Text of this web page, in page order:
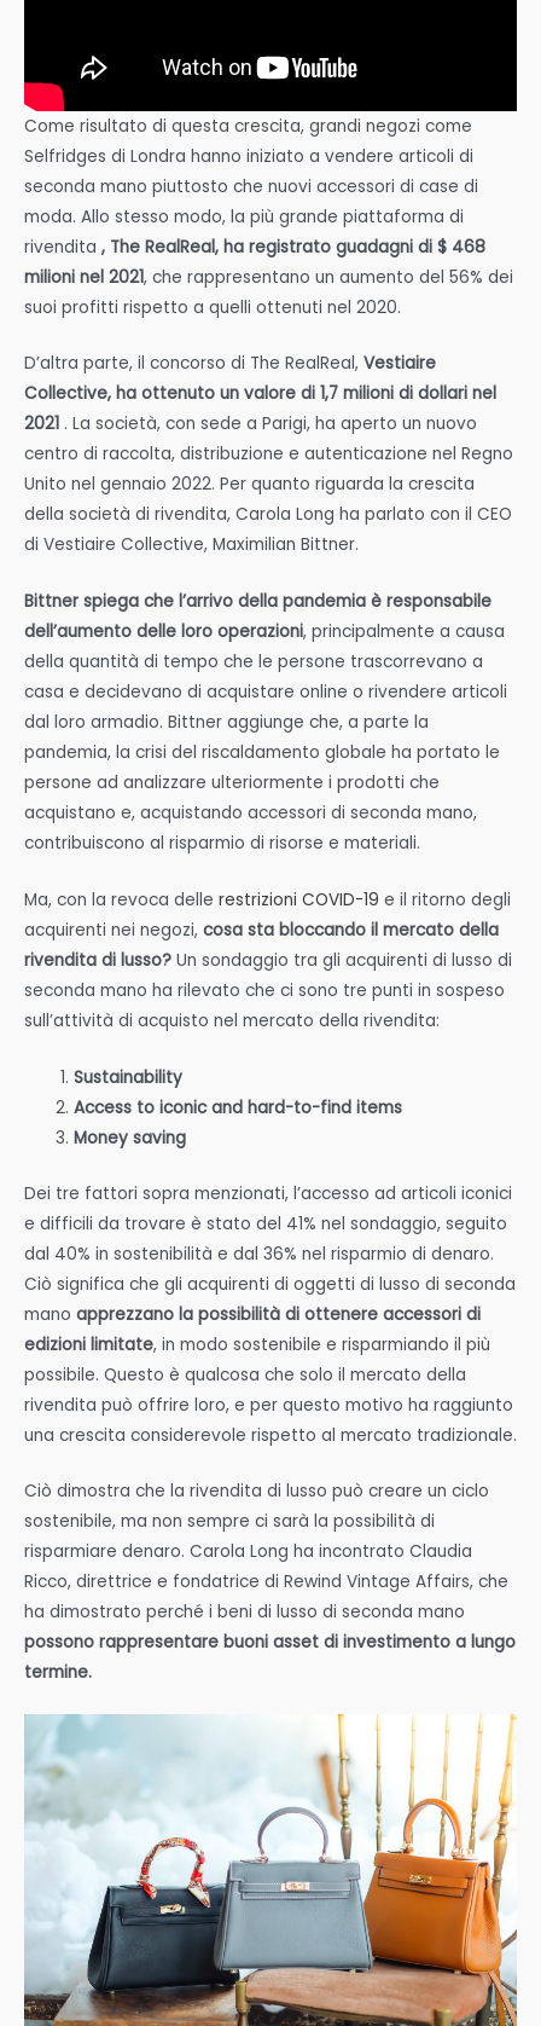
Come risultato di questa crescita, grandi negozi come
Selfridges di Londra hanno iniziato a vendere articoli di
seconda mano piuttosto che nuovi accessori di case di
moda. Allo stesso modo, la più grande piattaforma di
rivendita , The RealReal, ha registrato guadagni di $ 468
milioni nel 2021, che rappresentano un aumento del 56% dei
suoi profitti rispetto a quelli ottenuti nel 2020.
D’altra parte, il concorso di The RealReal, Vestiaire
Collective, ha ottenuto un valore di 1,7 milioni di dollari nel
2021 . La società, con sede a Parigi, ha aperto un nuovo
centro di raccolta, distribuzione e autenticazione nel Regno
Unito nel gennaio 2022. Per quanto riguarda la crescita
della società di rivendita, Carola Long ha parlato con il CEO
di Vestiaire Collective, Maximilian Bittner.
Bittner spiega che l’arrivo della pandemia è responsabile
dell’aumento delle loro operazioni, principalmente a causa
della quantità di tempo che le persone trascorrevano a
casa e decidevano di acquistare online o rivendere articoli
dal loro armadio. Bittner aggiunge che, a parte la
pandemia, la crisi del riscaldamento globale ha portato le
persone ad analizzare ulteriormente i prodotti che
acquistano e, acquistando accessori di seconda mano,
contribuiscono al risparmio di risorse e materiali.
Ma, con la revoca delle restrizioni COVID-19 e il ritorno degli
acquirenti nei negozi, cosa sta bloccando il mercato della
rivendita di lusso? Un sondaggio tra gli acquirenti di lusso di
seconda mano ha rilevato che ci sono tre punti in sospeso
sull’attività di acquisto nel mercato della rivendita:
Sustainability
Access to iconic and hard-to-find items
Money saving
Dei tre fattori sopra menzionati, l’accesso ad articoli iconici
e difficili da trovare è stato del 41% nel sondaggio, seguito
dal 40% in sostenibilità e dal 36% nel risparmio di denaro.
Ciò significa che gli acquirenti di oggetti di lusso di seconda
mano apprezzano la possibilità di ottenere accessori di
edizioni limitate, in modo sostenibile e risparmiando il più
possibile. Questo è qualcosa che solo il mercato della
rivendita può offrire loro, e per questo motivo ha raggiunto
una crescita considerevole rispetto al mercato tradizionale.
Ciò dimostra che la rivendita di lusso può creare un ciclo
sostenibile, ma non sempre ci sarà la possibilità di
risparmiare denaro. Carola Long ha incontrato Claudia
Ricco, direttrice e fondatrice di Rewind Vintage Affairs, che
ha dimostrato perché i beni di lusso di seconda mano
possono rappresentare buoni asset di investimento a lungo
termine.